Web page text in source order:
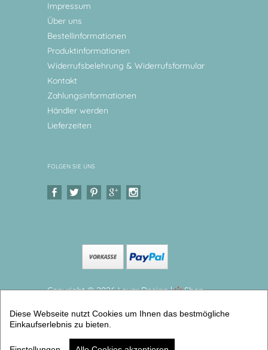
Impressum
Über uns
Bestellinformationen
Produktinformationen
Widerrufsbelehrung & Widerrufsformular
Kontakt
Zahlungsinformationen
Händler werden
Lieferzeiten
FOLGEN SIE UNS
Copyright © 2026 Levar Design |
Shop
Fußballer Tischset Platzset Platzset mit Namen
personalisierbar (Tischsets personalisiert) |
Artikelnummer: 5786-4867-8772 -2
Diese Webseite nutzt Cookies um Ihnen das bestmögliche
Einkaufserlebnis zu bieten.